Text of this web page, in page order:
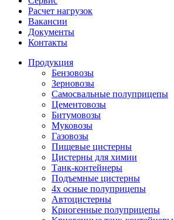
Расчет нагрузок
Вакансии
Документы
Контакты
Продукция
Бензовозы
Зерновозы
Самосвальные полуприцепы
Цементовозы
Битумовозы
Муковозы
Газовозы
Пищевые цистерны
Цистерны для химии
Танк-контейнеры
Подъемные цистерны
4х осные полуприцепы
Автоцистерны
Криогенные полуприцепы